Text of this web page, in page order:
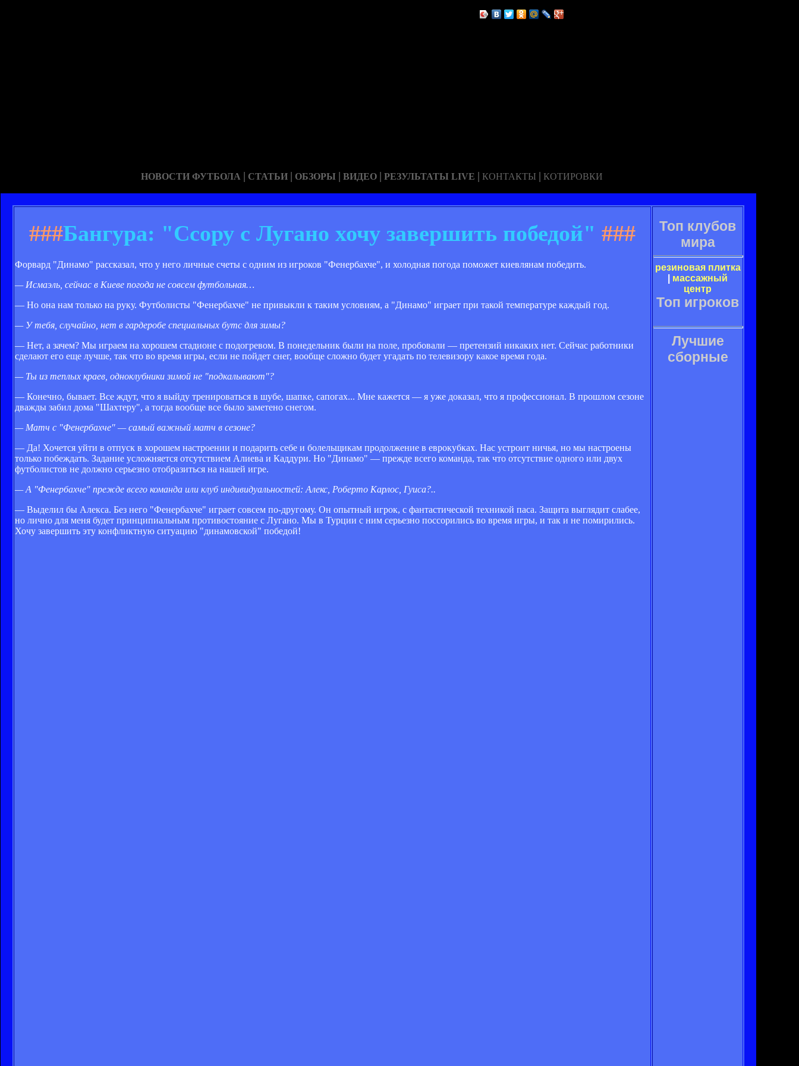
НОВОСТИ ФУТБОЛА | СТАТЬИ | ОБЗОРЫ | ВИДЕО | РЕЗУЛЬТАТЫ LIVE | КОНТАКТЫ | КОТИРОВКИ
###Бангура: "Ссору с Лугано хочу завершить победой" ###
Форвард "Динамо" рассказал, что у него личные счеты с одним из игроков "Фенербахче", и холодная погода поможет киевлянам победить.
— Исмаэль, сейчас в Киеве погода не совсем футбольная…
— Но она нам только на руку. Футболисты "Фенербахче" не привыкли к таким условиям, а "Динамо" играет при такой температуре каждый год.
— У тебя, случайно, нет в гардеробе специальных бутс для зимы?
— Нет, а зачем? Мы играем на хорошем стадионе с подогревом. В понедельник были на поле, пробовали — претензий никаких нет. Сейчас работники
сделают его еще лучше, так что во время игры, если не пойдет снег, вообще сложно будет угадать по телевизору какое время года.
— Ты из теплых краев, одноклубники зимой не "подкалывают"?
— Конечно, бывает. Все ждут, что я выйду тренироваться в шубе, шапке, сапогах... Мне кажется — я уже доказал, что я профессионал. В прошлом сезоне
дважды забил дома "Шахтеру", а тогда вообще все было заметено снегом.
— Матч с "Фенербахче" — самый важный матч в сезоне?
— Да! Хочется уйти в отпуск в хорошем настроении и подарить себе и болельщикам продолжение в еврокубках. Нас устроит ничья, но мы настроены
только побеждать. Задание усложняется отсутствием Алиева и Каддури. Но "Динамо" — прежде всего команда, так что отсутствие одного или двух
футболистов не должно серьезно отобразиться на нашей игре.
— А "Фенербахче" прежде всего команда или клуб индивидуальностей: Алекс, Роберто Карлос, Гуиса?..
— Выделил бы Алекса. Без него "Фенербахче" играет совсем по-другому. Он опытный игрок, с фантастической техникой паса. Защита выглядит слабее,
но лично для меня будет принципиальным противостояние с Лугано. Мы в Турции с ним серьезно поссорились во время игры, и так и не помирились.
Хочу завершить эту конфликтную ситуацию "динамовской" победой!
Топ клубов
мира
резиновая плитка
массажный
центр
Топ игроков
Лучшие
сборные